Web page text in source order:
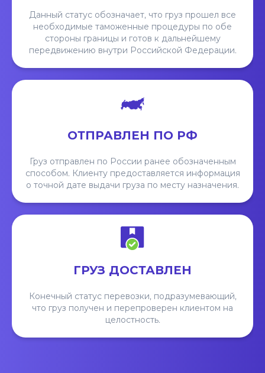
Данный статус обозначает, что груз прошел все
необходимые таможенные процедуры по обе
стороны границы и готов к дальнейшему
передвижению внутри Российской Федерации.
ОТПРАВЛЕН ПО РФ
Груз отправлен по России ранее обозначенным
способом. Клиенту предоставляется информация
о точной дате выдачи груза по месту назначения.
ГРУЗ ДОСТАВЛЕН
Конечный статус перевозки, подразумевающий,
что груз получен и перепроверен клиентом на
целостность.